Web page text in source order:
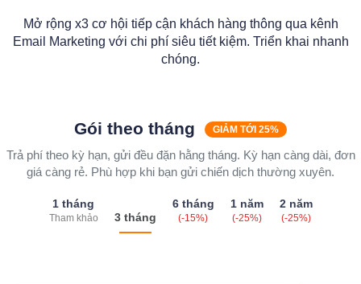
Mở rộng x3 cơ hội tiếp cận khách hàng thông qua kênh
Email Marketing với chi phí siêu tiết kiệm. Triển khai nhanh
chóng.
Gói theo tháng GIẢM TỚI 25%
Trả phí theo kỳ hạn, gửi đều đặn hằng tháng. Kỳ hạn càng dài, đơn
giá càng rẻ. Phù hợp khi bạn gửi chiến dịch thường xuyên.
1 tháng
Tham khảo 3 tháng
6 tháng
(-15%)
1 năm
(-25%)
2 năm
(-25%)